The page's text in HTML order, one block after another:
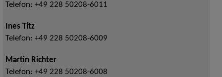
Telefon: +49 228 50208-6011
Ines Titz
Telefon: +49 228 50208-6009
Martin Richter
Telefon: +49 228 50208-6008